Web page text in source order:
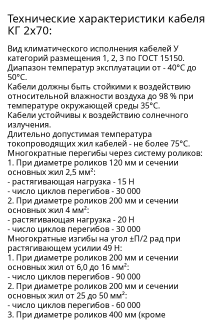
Технические характеристики кабеля
КГ 2x70:
Вид климатического исполнения кабелей У
категорий размещения 1, 2, 3 по ГОСТ 15150.
Диапазон температур эксплуатации от - 40°С до
50°С.
Кабели должны быть стойкими к воздействию
относительной влажности воздуха до 98 % при
температуре окружающей среды 35°С.
Кабели устойчивы к воздействию солнечного
излучения.
Длительно допустимая температура
токопроводящих жил кабелей - не более 75°С.
Многократные перегибы через систему роликов:
1. При диаметре роликов 120 мм и сечении
основных жил 2,5 мм²:
- растягивающая нагрузка - 15 Н
- число циклов перегибов - 30 000
2. При диаметре роликов 200 мм и сечении
основных жил 4 мм²:
- растягивающая нагрузка - 20 Н
- число циклов перегибов - 30 000
Многократные изгибы на угол ±П/2 рад при
растягивающем усилии 49 Н:
1. При диаметре роликов 200 мм и сечении
основных жил от 6,0 до 16 мм²:
- число циклов перегибов - 90 000
2. При диаметре роликов 200 мм и сечении
основных жил от 25 до 50 мм²:
- число циклов перегибов - 60 000
3. При диаметре роликов 400 мм (кроме